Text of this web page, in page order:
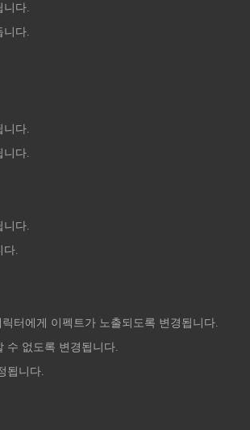
니다.
니다.
니다.
니다.
니다.
다.
터에게 이펙트가 노출되도록 변경됩니다.
수 없도록 변경됩니다.
됩니다.